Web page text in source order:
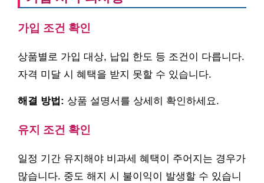
가입 조건 확인
상품별로 가입 대상, 납입 한도 등 조건이 다릅니다.
자격 미달 시 혜택을 받지 못할 수 있습니다.
해결 방법: 상품 설명서를 상세히 확인하세요.
유지 조건 확인
일정 기간 유지해야 비과세 혜택이 주어지는 경우가
많습니다. 중도 해지 시 불이익이 발생할 수 있습니